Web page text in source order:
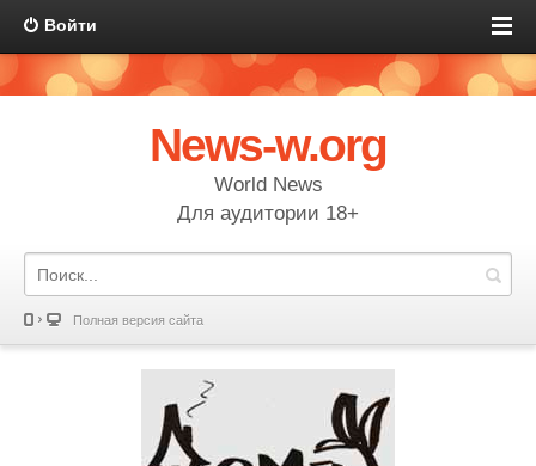
Войти
News-w.org
World News
Для аудитории 18+
Полная версия сайта